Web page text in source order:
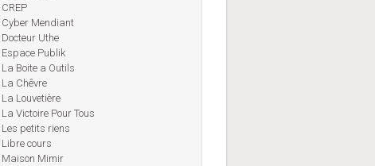
CREP
Cyber Mendiant
Docteur Uthe
Espace Publik
La Boite a Outils
La Chêvre
La Louvetière
La Victoire Pour Tous
Les petits riens
Libre cours
Maison Mimir